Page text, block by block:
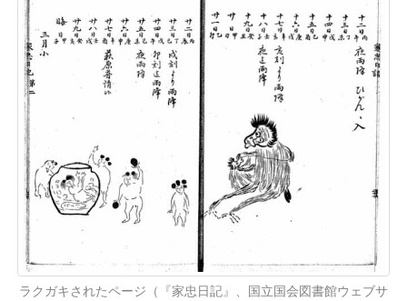
ラクガキされたページ（『家忠日記』、国立国会図書館ウェブサ